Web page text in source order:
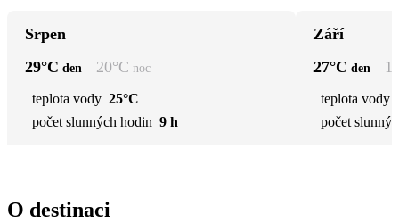
Srpen
29°C den 20°C noc
teplota vody 25°C
počet slunných hodin 9 h
Září
27°C den
teplota vody
počet
O destinaci